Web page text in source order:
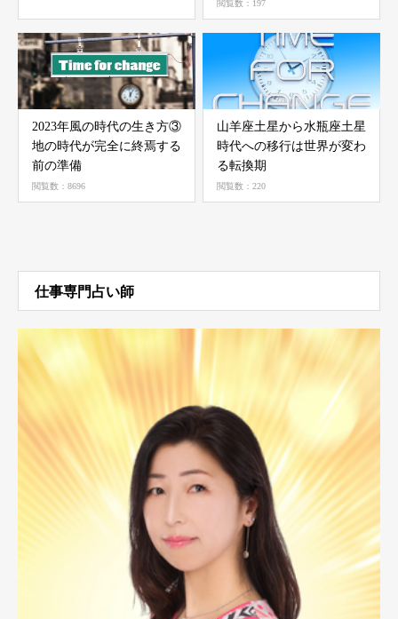
閲覧数：197
2023年風の時代の生き方③
地の時代が完全に終焉する
前の準備
閲覧数：8696
山羊座土星から水瓶座土星
時代への移行は世界が変わ
る転換期
閲覧数：220
仕事専門占い師